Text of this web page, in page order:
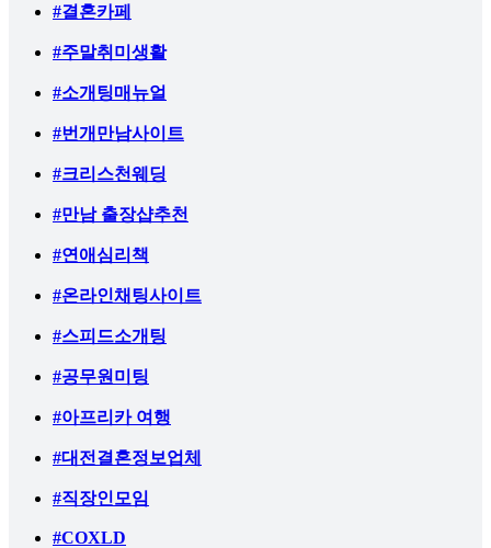
#결혼카페
#주말취미생활
#소개팅매뉴얼
#번개만남사이트
#크리스천웨딩
#만남 출장샵추천
#연애심리책
#온라인채팅사이트
#스피드소개팅
#공무원미팅
#아프리카 여행
#대전결혼정보업체
#직장인모임
#COXLD